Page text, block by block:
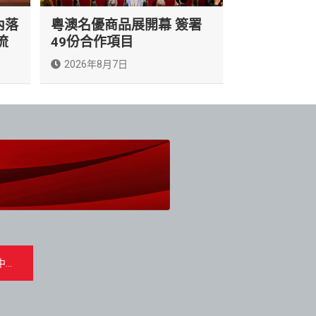
落
粵澳名優商品展開幕 簽署
49份合作項目
2026年8月7日